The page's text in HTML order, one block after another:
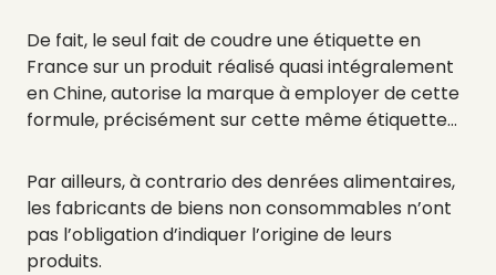
De fait, le seul fait de coudre une étiquette en
France sur un produit réalisé quasi intégralement
en Chine, autorise la marque à employer de cette
formule, précisément sur cette même étiquette…
Par ailleurs, à contrario des denrées alimentaires,
les fabricants de biens non consommables n’ont
pas l’obligation d’indiquer l’origine de leurs
produits.